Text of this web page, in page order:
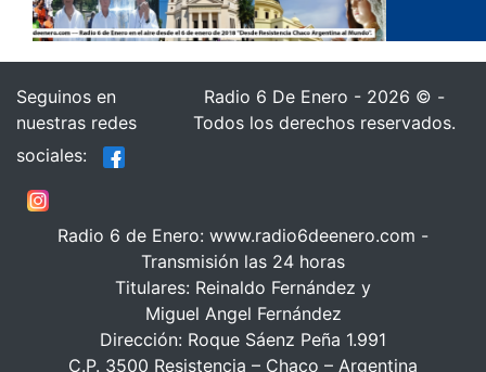
Seguinos en
nuestras redes
sociales:
Radio 6 De Enero - 2026 © -
Todos los derechos reservados.
Radio 6 de Enero: www.radio6deenero.com -
Transmisión las 24 horas
Titulares: Reinaldo Fernández y
Miguel Angel Fernández
Dirección: Roque Sáenz Peña 1.991
C.P. 3500 Resistencia – Chaco – Argentina